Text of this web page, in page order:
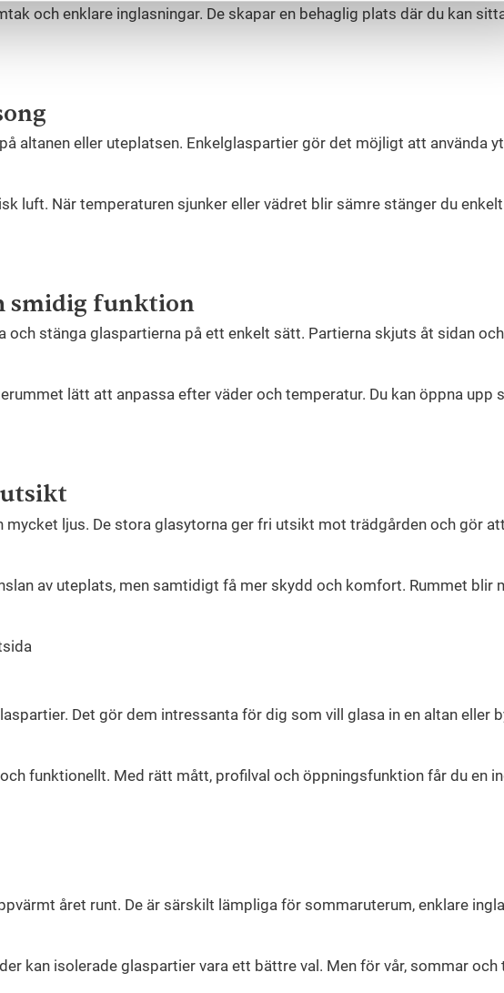
och enklare inglasningar. De skapar en behaglig plats där du kan
altanen eller uteplatsen. Enkelglaspartier gör det möjligt att använda
luft. När temperaturen sjunker eller vädret blir sämre stänger du
smidig funktion
stänga glaspartierna på ett enkelt sätt. Partierna skjuts åt sidan
lätt att anpassa efter väder och temperatur. Du kan öppna upp
ljus. De stora glasytorna ger fri utsikt mot trädgården och gör
av uteplats, men samtidigt få mer skydd och komfort. Rummet blir
Det gör dem intressanta för dig som vill glasa in en altan eller
funktionellt. Med rätt mått, profilval och öppningsfunktion får du en
året runt. De är särskilt lämpliga för sommaruterum, enklare
kan isolerade glaspartier vara ett bättre val. Men för vår, sommar